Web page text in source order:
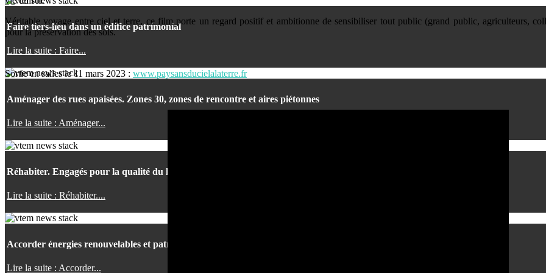
Faire tiers-lieu dans un édifice patrimonial
Lire la suite : Faire...
Aménager des rues apaisées. Zones 30, zones de rencontre et aires piétonnes
Lire la suite : Aménager...
Réhabiter. Engagés pour la qualité du logement de demain
Lire la suite : Réhabiter....
Accorder énergies renouvelables et patrimoine culturel pour des territoires durables et harmonieux
Lire la suite : Accorder...
Véritable voyage entre ciel et terre, ce film porte un regard positif et ambitionne de sensibiliser tout public (grand public, agriculteurs,
pour la préservation des sols.
Sortie en salles le 11 mars 2023 : www.paysansducielalaterre.fr